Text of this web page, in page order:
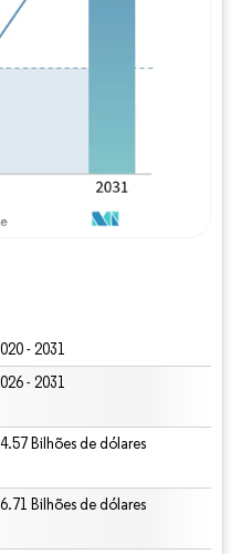
- 2031
- 2031
Bilhões de dólares
Bilhões de dólares
© Mordor Intelligence. O reuso